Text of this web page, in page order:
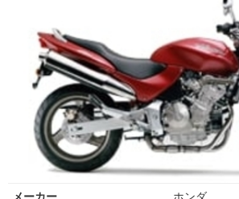
メーカー
ホンダ